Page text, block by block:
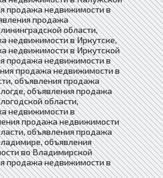
продажа недвижимости в
продажа
области,
недвижимости в Иркутске,
недвижимости в Иркутской
продажа недвижимости в
продажа недвижимости в
объявления продажа
объявления продажа
области,
недвижимости в
продажа недвижимости
объявления продажа
объявления
во Владимирской
продажа недвижимости в